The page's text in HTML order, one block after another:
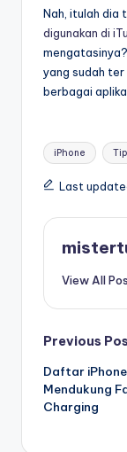
Nah, itulah dia
digunakan di
yang sudah ter
berbagai
Tags:
iPhone
Last
View All
Post
Previous
Daftar
Mendukung
Charging